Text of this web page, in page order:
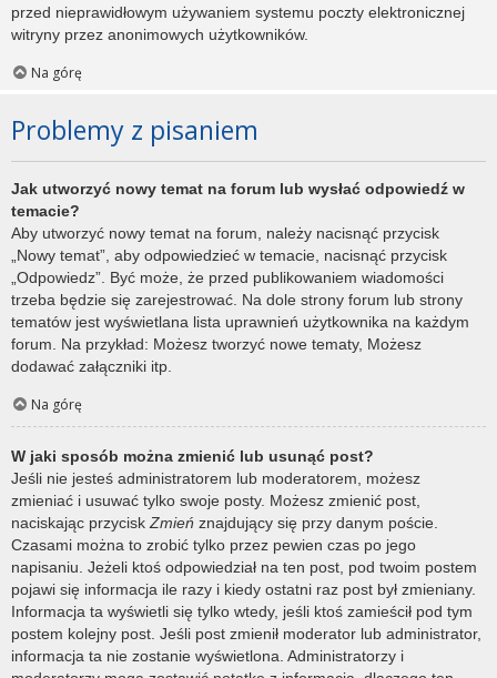
przed nieprawidłowym używaniem systemu poczty elektronicznej
witryny przez anonimowych użytkowników.
Na górę
Problemy z pisaniem
Jak utworzyć nowy temat na forum lub wysłać odpowiedź w
temacie?
Aby utworzyć nowy temat na forum, należy nacisnąć przycisk
„Nowy temat”, aby odpowiedzieć w temacie, nacisnąć przycisk
„Odpowiedz”. Być może, że przed publikowaniem wiadomości
trzeba będzie się zarejestrować. Na dole strony forum lub strony
tematów jest wyświetlana lista uprawnień użytkownika na każdym
forum. Na przykład: Możesz tworzyć nowe tematy, Możesz
dodawać załączniki itp.
Na górę
W jaki sposób można zmienić lub usunąć post?
Jeśli nie jesteś administratorem lub moderatorem, możesz
zmieniać i usuwać tylko swoje posty. Możesz zmienić post,
naciskając przycisk Zmień znajdujący się przy danym poście.
Czasami można to zrobić tylko przez pewien czas po jego
napisaniu. Jeżeli ktoś odpowiedział na ten post, pod twoim postem
pojawi się informacja ile razy i kiedy ostatni raz post był zmieniany.
Informacja ta wyświetli się tylko wtedy, jeśli ktoś zamieścił pod tym
postem kolejny post. Jeśli post zmienił moderator lub administrator,
informacja ta nie zostanie wyświetlona. Administratorzy i